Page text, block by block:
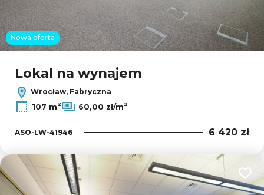
Nowa oferta
Lokal na wynajem
Wrocław, Fabryczna
107 m2 60,00 zł/m2
ASO-LW-41946 6 420 zł